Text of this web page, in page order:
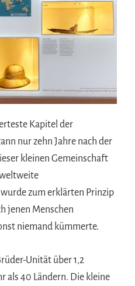
Kapitel der
nur zehn Jahre nach der
kleinen Gemeinschaft
zum erklärten Prinzip
jenen Menschen
niemand kümmerte.
Unität über 1,2
als 40 Ländern. Die kleine